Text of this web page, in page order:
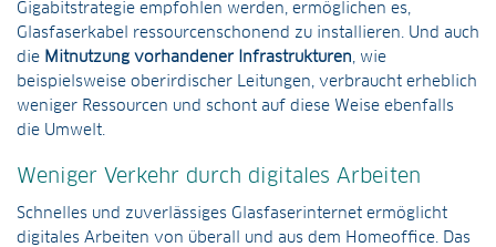
Gigabitstrategie empfohlen werden, ermöglichen es,
Glasfaserkabel ressourcenschonend zu installieren. Und auch
die Mitnutzung vorhandener Infrastrukturen, wie
beispielsweise oberirdischer Leitungen, verbraucht erheblich
weniger Ressourcen und schont auf diese Weise ebenfalls
die Umwelt.
Weniger Verkehr durch digitales Arbeiten
Schnelles und zuverlässiges Glasfaserinternet ermöglicht
digitales Arbeiten von überall und aus dem Homeoffice. Das